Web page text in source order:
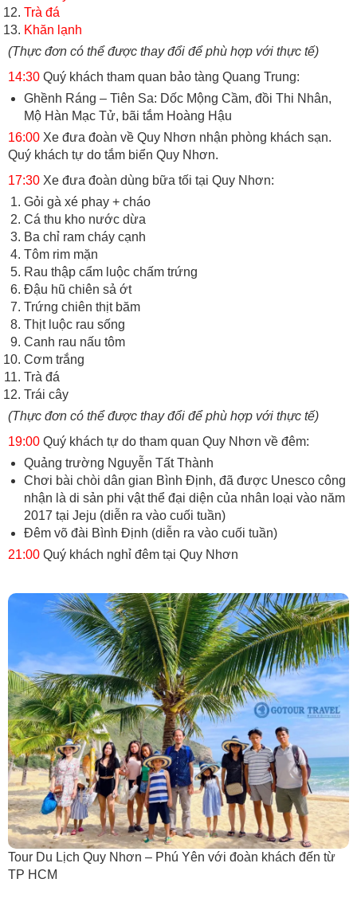
Trà đá
Khăn lạnh
(Thực đơn có thể được thay đổi để phù hợp với thực tế)
14:30 Quý khách tham quan bảo tàng Quang Trung:
Ghềnh Ráng – Tiên Sa: Dốc Mộng Cầm, đồi Thi Nhân,
Mộ Hàn Mạc Tử, bãi tắm Hoàng Hậu
16:00 Xe đưa đoàn về Quy Nhơn nhận phòng khách sạn.
Quý khách tự do tắm biển Quy Nhơn.
17:30 Xe đưa đoàn dùng bữa tối tại Quy Nhơn:
Gỏi gà xé phay + cháo
Cá thu kho nước dừa
Ba chỉ ram cháy cạnh
Tôm rim mặn
Rau thập cẩm luộc chấm trứng
Đậu hũ chiên sả ớt
Trứng chiên thịt băm
Thịt luộc rau sống
Canh rau nấu tôm
Cơm trắng
Trà đá
Trái cây
(Thực đơn có thể được thay đổi để phù hợp với thực tế)
19:00 Quý khách tự do tham quan Quy Nhơn về đêm:
Quảng trường Nguyễn Tất Thành
Chơi bài chòi dân gian Bình Định, đã được Unesco công
nhận là di sản phi vật thể đại diện của nhân loại vào năm
2017 tại Jeju (diễn ra vào cuối tuần)
Đêm võ đài Bình Định (diễn ra vào cuối tuần)
21:00 Quý khách nghỉ đêm tại Quy Nhơn
Tour Du Lịch Quy Nhơn – Phú Yên với đoàn khách đến từ
TP HCM